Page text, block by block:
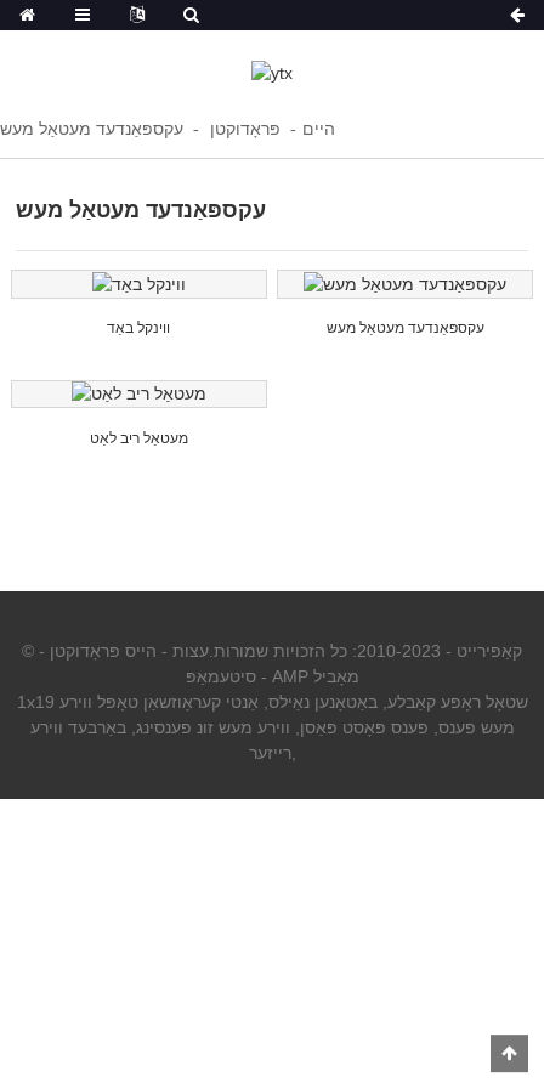
היים פּראָדוקטן עקספּאַנדעד מעטאַל מעש
עקספּאַנדעד מעטאַל מעש
ווינקל באַד עקספּאַנדעד מעטאַל מעש
מעטאַל ריב לאַט
© קאַפּירייט - 2010-2023: כל הזכויות שמורות. עצות - הייס פּראָדוקטן -
סיטעמאַפּ-
AMP מאָביל
1x19 שטאָל ראָפּע קאַבלע,באַטאָנען נאַילס, אַנטי קעראָוזשאַן טאָפּל ווירע
מעש פענס, פענס פּאָסט פּאַסן, ווירע מעש זונ פענסינג,באַרבעד ווירע
רייזער,